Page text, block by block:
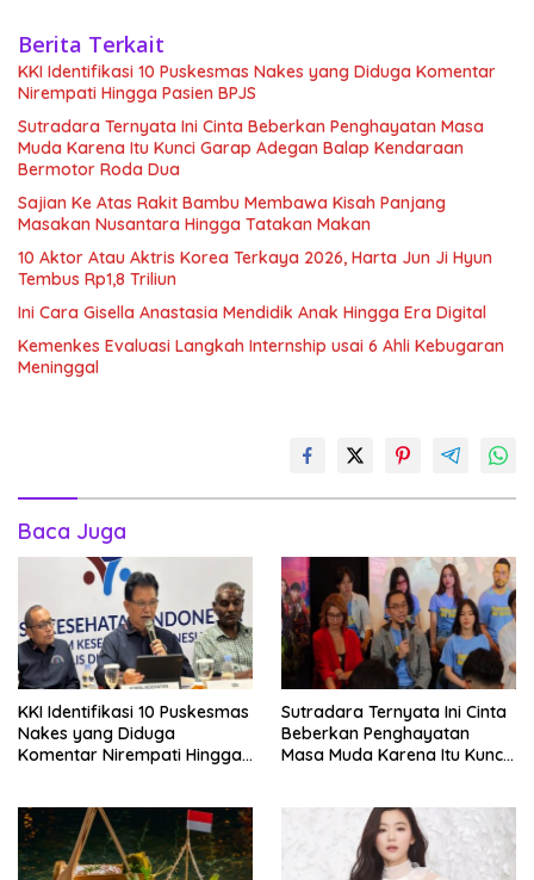
Berita Terkait
KKI Identifikasi 10 Puskesmas Nakes yang Diduga Komentar
Nirempati Hingga Pasien BPJS
Sutradara Ternyata Ini Cinta Beberkan Penghayatan Masa
Muda Karena Itu Kunci Garap Adegan Balap Kendaraan
Bermotor Roda Dua
Sajian Ke Atas Rakit Bambu Membawa Kisah Panjang
Masakan Nusantara Hingga Tatakan Makan
10 Aktor Atau Aktris Korea Terkaya 2026, Harta Jun Ji Hyun
Tembus Rp1,8 Triliun
Ini Cara Gisella Anastasia Mendidik Anak Hingga Era Digital
Kemenkes Evaluasi Langkah Internship usai 6 Ahli Kebugaran
Meninggal
Baca Juga
KKI Identifikasi 10 Puskesmas
Nakes yang Diduga
Komentar Nirempati Hingga
Sutradara Ternyata Ini Cinta
Beberkan Penghayatan
Masa Muda Karena Itu Kunci